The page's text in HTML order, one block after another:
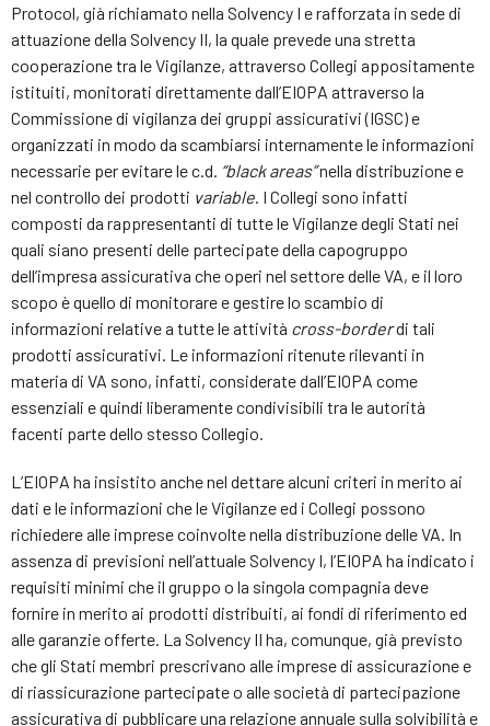
Protocol, già richiamato nella Solvency I e rafforzata in sede di
attuazione della Solvency II, la quale prevede una stretta
cooperazione tra le Vigilanze, attraverso Collegi appositamente
istituiti, monitorati direttamente dall’EIOPA attraverso la
Commissione di vigilanza dei gruppi assicurativi (IGSC) e
organizzati in modo da scambiarsi internamente le informazioni
necessarie per evitare le c.d. “blackareas”nella distribuzione e
nel controllo dei prodotti variable . I Collegi sono infatti
composti da rappresentanti di tutte le Vigilanze degli Stati nei
quali siano presenti delle partecipate della capogruppo
dell’impresa assicurativa che operi nel settore delle VA, e il loro
scopo è quello di monitorare e gestire lo scambio di
informazioni relative a tutte le attività cross-borderdi tali
prodotti assicurativi. Le informazioni ritenute rilevanti in
materia di VA sono, infatti, considerate dall’EIOPA come
essenziali e quindi liberamente condivisibili tra le autorità
facenti parte dello stesso Collegio.
L’EIOPA ha insistito anche nel dettare alcuni criteri in merito ai
dati e le informazioni che le Vigilanze ed i Collegi possono
richiedere alle imprese coinvolte nella distribuzione delle VA. In
assenza di previsioni nell’attuale Solvency I, l’EIOPA ha indicato i
requisiti minimi che il gruppo o la singola compagnia deve
fornire in merito ai prodotti distribuiti, ai fondi di riferimento ed
alle garanzie offerte. La Solvency II ha, comunque, già previsto
che gli Stati membri prescrivano alle imprese di assicurazione e
di riassicurazione partecipate o alle società di partecipazione
assicurativa di pubblicare una relazione annuale sulla solvibilità e